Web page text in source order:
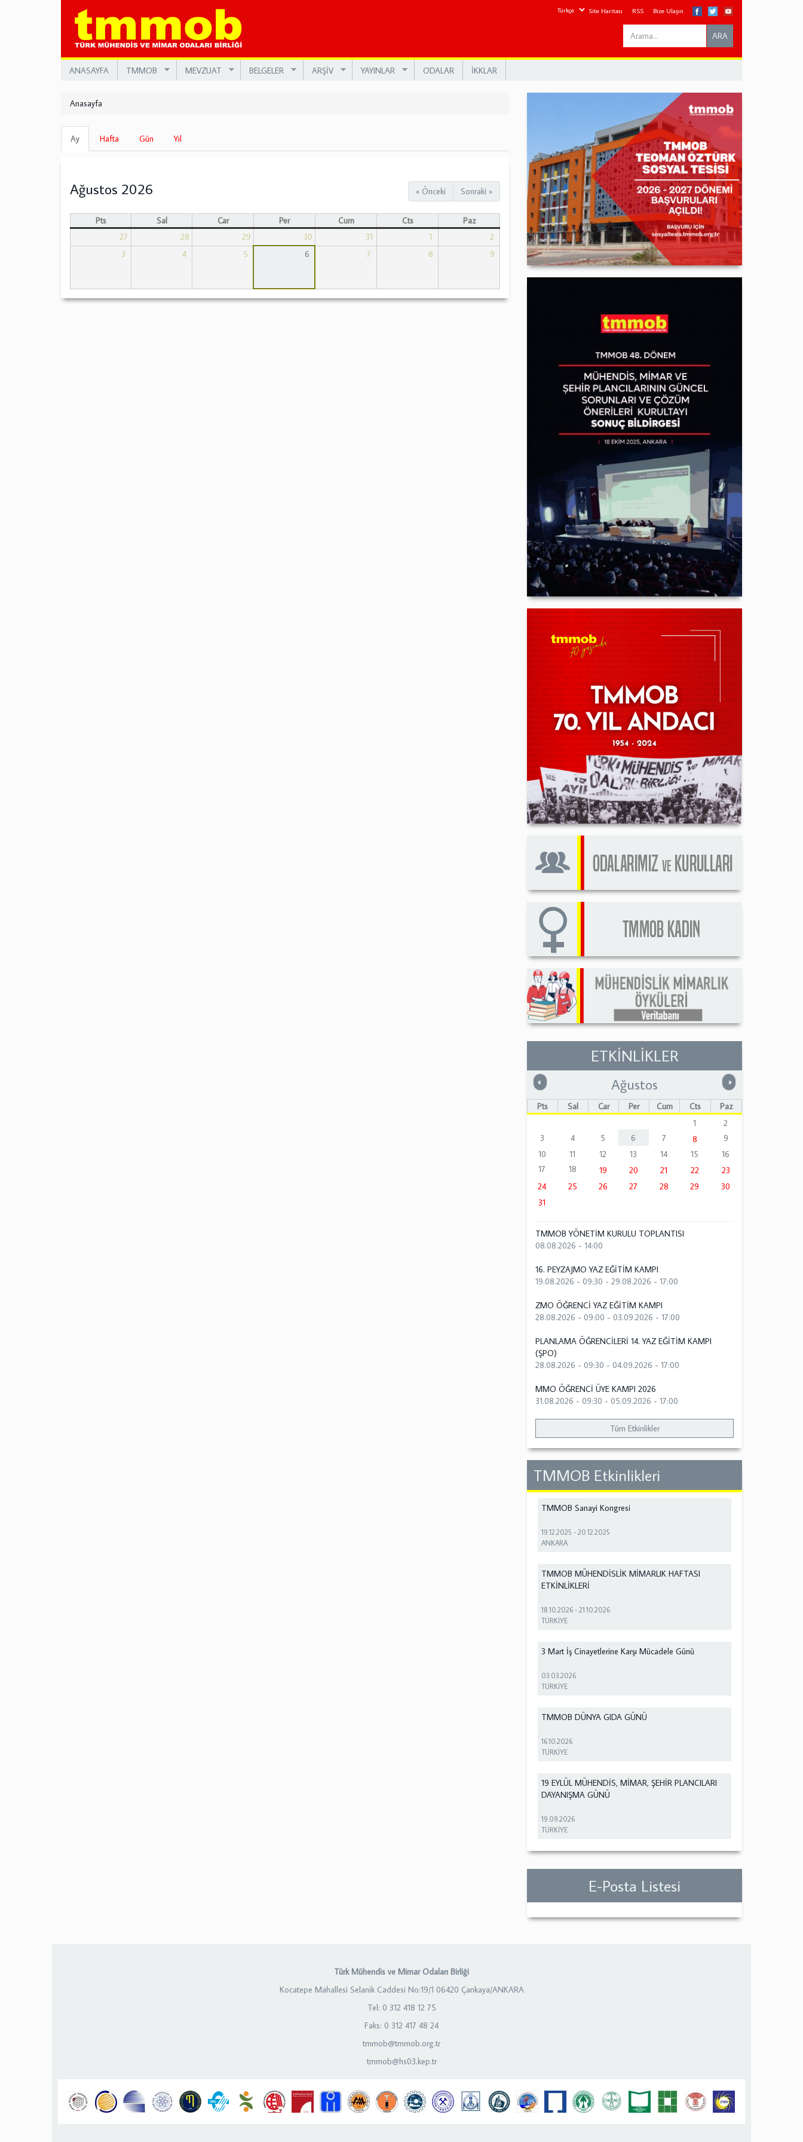
Site Haritası RSS Bize Ulaşın
Search
this
ARA
ANASAYFA TMMOB MEVZUAT BELGELER ARŞİV YAYINLAR ODALAR İKKLAR
Anasayfa
Birincil
sekmeler
Ay
sekme)
Hafta Gün Yıl
« Önceki Sonraki »
Ağustos 2026
Pts Sal Çar Per Cum Cts
Paz
27
28 29 30 31 1
2
3
4 5 6 7 8 9
ETKİNLİKLER
« Önceki »Sonraki
Ağustos
Pts Sal Çar Per Cum Cts
Paz
1
2
3
4 5 6 7 8
9
10
11 12 13 14 15
16
17
18 19 20 21 22
23
24
25 26 27 28 29
30
31
TMMOB YÖNETİM KURULU TOPLANTISI
08.08.2026 - 14:00
16. PEYZAJMO YAZ EĞİTİM KAMPI
19.08.2026 - 09:30 -29.08.2026 - 17:00
ZMO ÖĞRENCİ YAZ EĞİTİM KAMPI
28.08.2026 - 09:00 -03.09.2026 - 17:00
PLANLAMA ÖĞRENCİLERİ 14. YAZ EĞİTİM KAMPI
(ŞPO)
28.08.2026 - 09:30 -04.09.2026 - 17:00
MMO ÖĞRENCİ ÜYE KAMPI 2026
31.08.2026 - 09:30 -05.09.2026 - 17:00
Tüm Etkinlikler
TMMOB Etkinlikleri
TMMOB Sanayi Kongresi
19.12.2025 -20.12.2025
ANKARA
TMMOB MÜHENDİSLİK MİMARLIK HAFTASI
ETKİNLİKLERİ
18.10.2026 -21.10.2026
TÜRKİYE
3 Mart İş Cinayetlerine Karşı Mücadele Günü
03.03.2026
TÜRKİYE
TMMOB DÜNYA GIDA GÜNÜ
16.10.2026
TÜRKİYE
19 EYLÜL MÜHENDİS, MİMAR, ŞEHİR PLANCILARI
DAYANIŞMA GÜNÜ
19.09.2026
TÜRKİYE
E-Posta Listesi
Türk Mühendis ve Mimar Odaları Birliği
Kocatepe Mahallesi Selanik Caddesi No:19/1 06420 Çankaya/ANKARA
Tel: 0 312 418 12 75
Faks: 0 312 417 48 24
tmmob@tmmob.org.tr
tmmob@hs03.kep.tr